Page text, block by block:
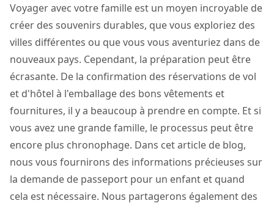
Voyager avec votre famille est un moyen incroyable de
créer des souvenirs durables, que vous exploriez des
villes différentes ou que vous vous aventuriez dans de
nouveaux pays. Cependant, la préparation peut être
écrasante. De la confirmation des réservations de vol
et d'hôtel à l'emballage des bons vêtements et
fournitures, il y a beaucoup à prendre en compte. Et si
vous avez une grande famille, le processus peut être
encore plus chronophage. Dans cet article de blog,
nous vous fournirons des informations précieuses sur
la demande de passeport pour un enfant et quand
cela est nécessaire. Nous partagerons également des